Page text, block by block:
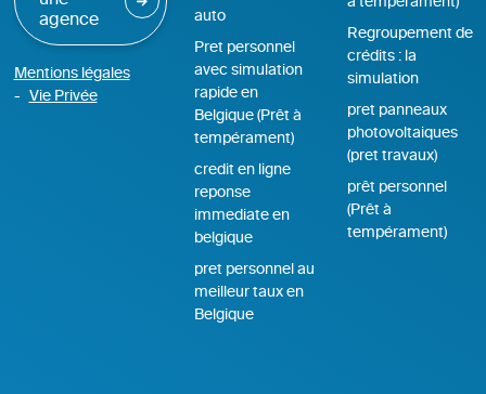
agence
Mentions légales
Vie Privée
auto
Pret personnel
avec simulation
rapide en
Belgique (Prêt à
tempérament)
credit en ligne
reponse
immediate en
belgique
pret personnel au
meilleur taux en
Belgique
Regroupement de
crédits : la
simulation
pret panneaux
photovoltaiques
(pret travaux)
prêt personnel
(Prêt à
tempérament)